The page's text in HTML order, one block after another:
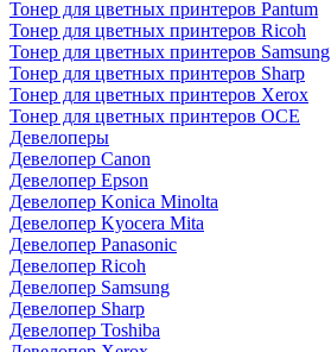
Тонер для цветных принтеров Pantum
Тонер для цветных принтеров Ricoh
Тонер для цветных принтеров Samsung
Тонер для цветных принтеров Sharp
Тонер для цветных принтеров Xerox
Тонер для цветных принтеров OCE
Девелоперы
Девелопер Canon
Девелопер Epson
Девелопер Konica Minolta
Девелопер Kyocera Mita
Девелопер Panasonic
Девелопер Ricoh
Девелопер Samsung
Девелопер Sharp
Девелопер Toshiba